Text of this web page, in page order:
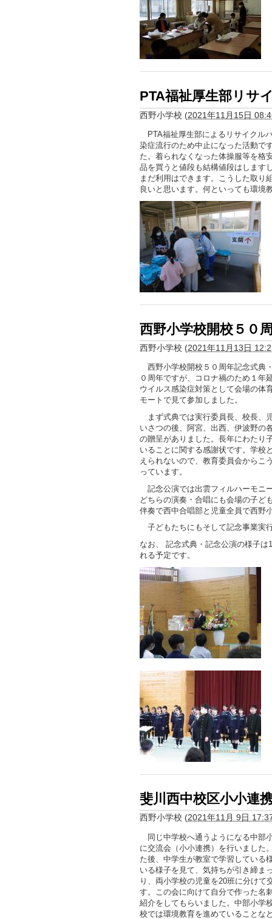
PTA福祉厚生部リサ
西野小学校 (2021年11月15日
PTA福祉厚生部によるリサイクル
染症流行のため中止になった活動で
た。着られなくなった体操服等を格
品を買うと値段も結構値段はします
まだ利用はできます。こうした取り
良いと思います。何といっても環境
西野小学校開校５０
西野小学校 (2021年11月13日
西野小学校開校５０周年記念式典
０周年ですが、コロナ禍のため１年
ウイルス感染症対策として会場の体
モートで見て参加しました。
まず式典では実行委員長、校長、
いさつの後、阿宮、出西、伊波野の
の贈呈がありました。長年にわたり
いることに関する感謝状です。学校
えられないので、教育委員会からこ
っています。
記念公演では出雲フィルハーモニ
どちらの演奏・合唱にも会場の子ど
伴奏で西中合唱部と児童全員で西野
子どもたちにもそして記念事業実
なお、 記念式典・記念公演の様子
れる予定です。
斐川西中校区小小連
西野小学校 (2021年11月 9日
同じ中学校へ通うようになる中部
に交流会（小小連携）を行いました
た後、中学生が教室で学習している
いる様子を見て、気持ちが引き締ま
り、両小学校の児童を20班に分けて
す。この会に向けて自分で作った名
紹介をしてもらいました。中部小学
校では環境教育を進めていることな